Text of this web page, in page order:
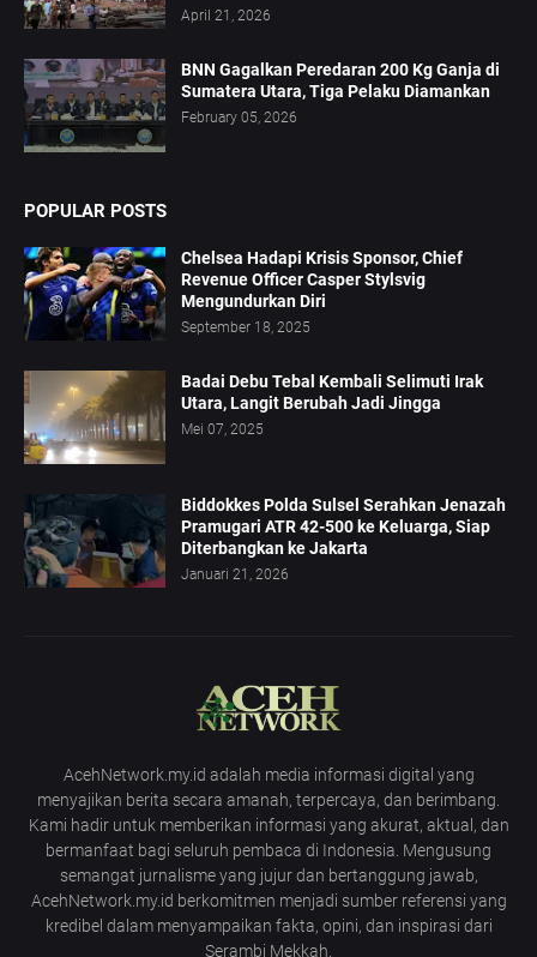
April 21, 2026
BNN Gagalkan Peredaran 200 Kg Ganja di
Sumatera Utara, Tiga Pelaku Diamankan
February 05, 2026
POPULAR POSTS
Chelsea Hadapi Krisis Sponsor, Chief
Revenue Officer Casper Stylsvig
Mengundurkan Diri
September 18, 2025
Badai Debu Tebal Kembali Selimuti Irak
Utara, Langit Berubah Jadi Jingga
Mei 07, 2025
Biddokkes Polda Sulsel Serahkan Jenazah
Pramugari ATR 42-500 ke Keluarga, Siap
Diterbangkan ke Jakarta
Januari 21, 2026
AcehNetwork.my.id adalah media informasi digital yang
menyajikan berita secara amanah, terpercaya, dan berimbang.
Kami hadir untuk memberikan informasi yang akurat, aktual, dan
bermanfaat bagi seluruh pembaca di Indonesia. Mengusung
semangat jurnalisme yang jujur dan bertanggung jawab,
AcehNetwork.my.id berkomitmen menjadi sumber referensi yang
kredibel dalam menyampaikan fakta, opini, dan inspirasi dari
Serambi Mekkah.